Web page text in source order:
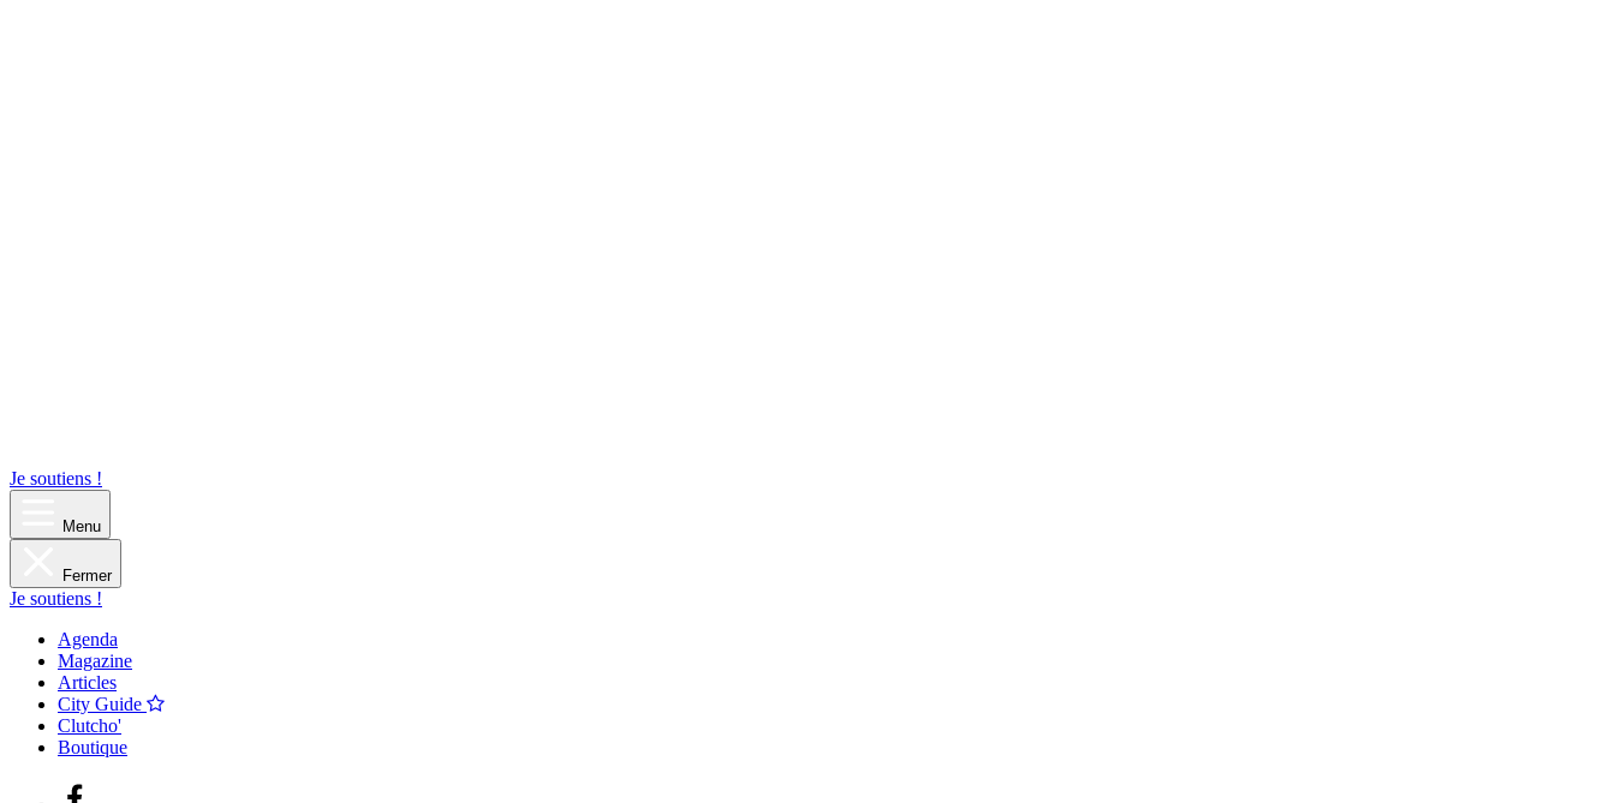
Je soutiens !
Menu
Fermer
Je soutiens !
Agenda
Magazine
Articles
City Guide
Clutcho'
Boutique